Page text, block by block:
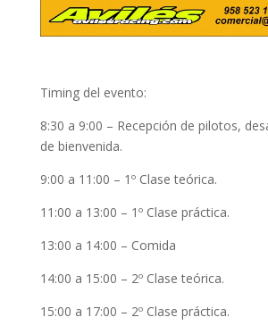
Timing del evento:
8:30 a 9:00 – Recepción de pilotos,
de bienvenida.
9:00 a 11:00 – 1º Clase teórica.
11:00 a 13:00 – 1º Clase práctica.
13:00 a 14:00 – Comida
14:00 a 15:00 – 2º Clase teórica.
15:00 a 17:00 – 2º Clase práctica.